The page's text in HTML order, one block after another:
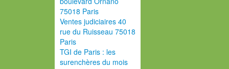
75018 Paris
Ventes judiciaires 40
rue du Ruisseau 75018
Paris
TGI de Paris : les
surenchères du mois